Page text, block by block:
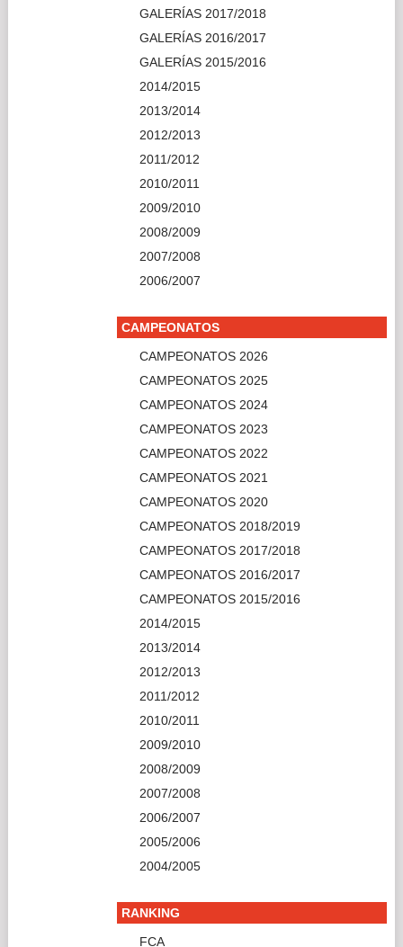
CAMPEONATOS 2025
CAMPEONATOS 2024
CAMPEONATOS 2023
CAMPEONATOS 2022
CAMPEONATOS 2021
CAMPEONATOS 2020
CAMPEONATOS 2018/2019
CAMPEONATOS 2017/2018
CAMPEONATOS 2016/2017
CAMPEONATOS 2015/2016
2014/2015
2013/2014
2011/2012
2010/2011
2009/2010
2008/2009
2007/2008
2006/2007
2005/2006
2004/2005
FCA
RFEA
WORLD ATHLETICS
DOCUMENTACIÓN
RECORDS DE CANTABRIA
LOS MEJORES DE SIEMPRE
HISTÓRICO FCA
ARCHIVOS
REGLAMENTOS
CIRCULARES
IMPRESOS
ESPECIALES